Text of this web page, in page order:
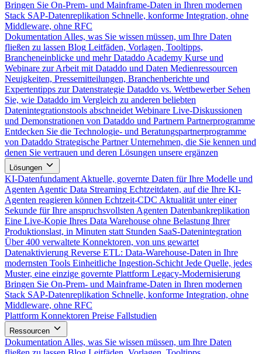
Bringen Sie On-Prem- und Mainframe-Daten in Ihren modernen
Stack SAP-Datenreplikation Schnelle, konforme Integration, ohne
Middleware, ohne RFC
Dokumentation Alles, was Sie wissen müssen, um Ihre Daten
fließen zu lassen Blog Leitfäden, Vorlagen, Tooltipps,
Brancheneinblicke und mehr Dataddo Academy Kurse und
Webinare zur Arbeit mit Dataddo und Daten Medienressourcen
Neuigkeiten, Pressemitteilungen, Branchenberichte und
Expertentipps zur Datenstrategie Dataddo vs. Wettbewerber Sehen
Sie, wie Dataddo im Vergleich zu anderen beliebten
Datenintegrationstools abschneidet Webinare Live-Diskussionen
und Demonstrationen von Dataddo und Partnern Partnerprogramme
Entdecken Sie die Technologie- und Beratungspartnerprogramme
von Dataddo Strategische Partner Unternehmen, die Sie kennen und
denen Sie vertrauen und deren Lösungen unsere ergänzen
Lösungen
KI-Datenfundament Aktuelle, governte Daten für Ihre Modelle und
Agenten Agentic Data Streaming Echtzeitdaten, auf die Ihre KI-
Agenten reagieren können Echtzeit-CDC Aktualität unter einer
Sekunde für Ihre anspruchsvollsten Agenten Datenbankreplikation
Eine Live-Kopie Ihres Data Warehouse ohne Belastung Ihrer
Produktionslast, in Minuten statt Stunden SaaS-Datenintegration
Über 400 verwaltete Konnektoren, von uns gewartet
Datenaktivierung Reverse ETL: Data-Warehouse-Daten in Ihre
modernsten Tools Einheitliche Ingestion-Schicht Jede Quelle, jedes
Muster, eine einzige governte Plattform Legacy-Modernisierung
Bringen Sie On-Prem- und Mainframe-Daten in Ihren modernen
Stack SAP-Datenreplikation Schnelle, konforme Integration, ohne
Middleware, ohne RFC
Plattform Konnektoren Preise Fallstudien
Ressourcen
Dokumentation Alles, was Sie wissen müssen, um Ihre Daten